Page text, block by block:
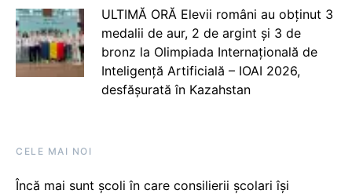
ULTIMĂ ORĂ Elevii români au obținut 3
medalii de aur, 2 de argint și 3 de
bronz la Olimpiada Internațională de
Inteligență Artificială – IOAI 2026,
desfășurată în Kazahstan
CELE MAI NOI
Încă mai sunt școli în care consilierii școlari își